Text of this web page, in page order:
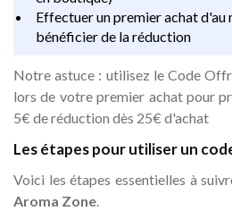
Effectuer un premier achat d'au
bénéficier de la réduction
Notre astuce : utilisez le Code
lors de votre premier achat pour
5€ de réduction dès 25€ d'achat
Les étapes pour utiliser un
Voici les étapes essentielles à
Aroma Zone.